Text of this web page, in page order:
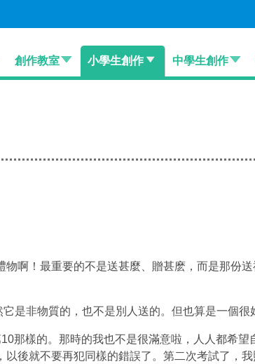
創作教室 小學生創作 中學生創作
物啊！最重要的不是送甚麼、贈甚麽，而是那份
非物質的，也不是別人送的。但也算是一個很
樣的。那時的我也不是很滿意啦，人人都希望
後就不要再犯同樣的錯誤了。第二次考試了，